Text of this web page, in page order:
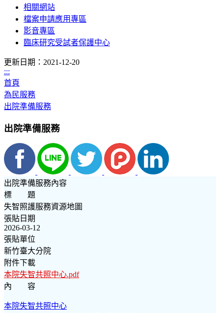
相關網站
檔案申請應用專區
影音專區
臨床研究受試者保護中心
更新日期：2021-12-20
:::
首頁
為民服務
出院準備服務
出院準備服務
出院準備服務內容
標 題
失智照護服務資源地圖
張貼日期
2026-03-12
張貼單位
新竹臺大分院
附件下載
本院失智共照中心.pdf
內 容
本院失智共照中心